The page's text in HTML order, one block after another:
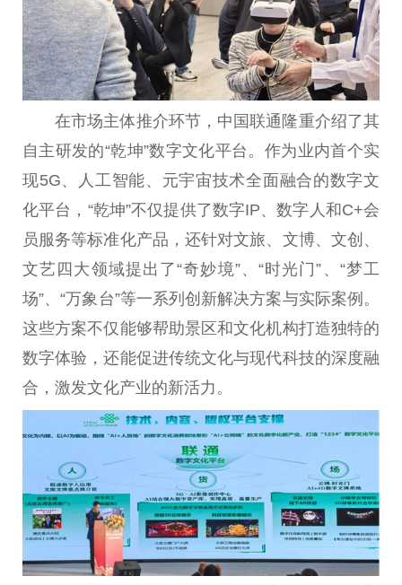
在市场主体推介环节， 中国联通隆重介绍了其
自主研发的“乾坤”数字文化平台 。作为业内首个实
现5G、人工智能、 元宇宙技术全面融合的数字文
化平台 ，“乾坤”不仅提供了数字IP、数字人和C+会
员服务等标准化产品，还针对文旅、文博、文创、
文艺四大领域提出 了“奇妙境”、“时光门”、“梦工
场”、“万象台”等一系列创新解决方案与实际案例。
这些方案不仅能够帮助景区和文化机构打造独特的
数字体验，还能促进传统文化与现代科技的深度融
合，激发文化产业的新活力。